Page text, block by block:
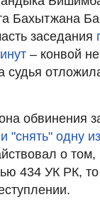
Бахытжана
заседания
– конвой
судья
обвинения
"снять" одну
о том,
434 УК РК, то